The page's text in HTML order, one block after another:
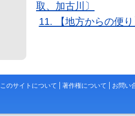
取、加古川〕
11. 【地方からの便
このサイトについて 著作権について お問い